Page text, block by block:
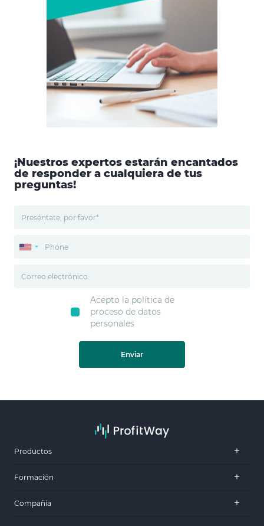
¡Nuestros expertos estarán encantados
de responder a cualquiera de tus
preguntas!
Acepto la política de
proceso de datos
personales
Enviar
Productos
Formación
Compañía